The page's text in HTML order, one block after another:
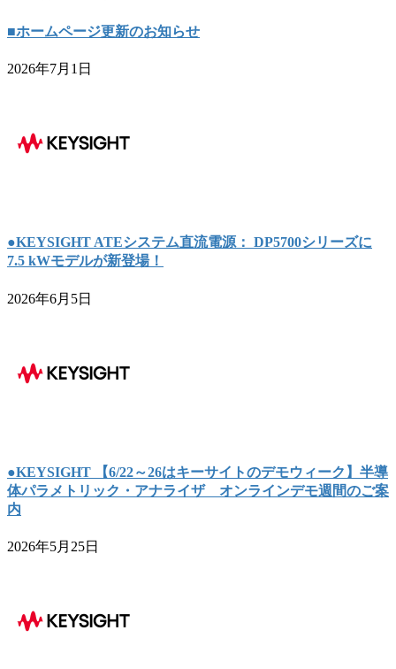
■ホームページ更新のお知らせ
2026年7月1日
●KEYSIGHT ATEシステム直流電源： DP5700シリーズに
7.5 kWモデルが新登場！
2026年6月5日
●KEYSIGHT 【6/22～26はキーサイトのデモウィーク】半導
体パラメトリック・アナライザ オンラインデモ週間のご案
内
2026年5月25日